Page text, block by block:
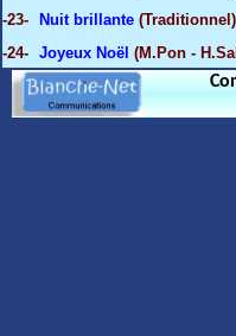
-23- Nuit brillante
-24- Joyeux Noël (M.Pon -